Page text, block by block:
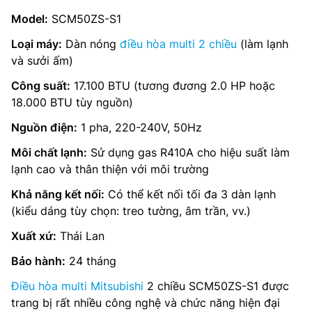
Model: SCM50ZS-S1
Loại máy: Dàn nóng điều hòa multi 2 chiều (làm lạnh
và sưởi ấm)
Công suất: 17.100 BTU (tương đương 2.0 HP hoặc
18.000 BTU tùy nguồn)
Nguồn điện: 1 pha, 220-240V, 50Hz
Môi chất lạnh: Sử dụng gas R410A cho hiệu suất làm
lạnh cao và thân thiện với môi trường
Khả năng kết nối: Có thể kết nối tối đa 3 dàn lạnh
(kiểu dáng tùy chọn: treo tường, âm trần, vv.)
Xuất xứ: Thái Lan
Bảo hành: 24 tháng
Điều hòa multi Mitsubishi 2 chiều SCM50ZS-S1 được
trang bị rất nhiều công nghệ và chức năng hiện đại